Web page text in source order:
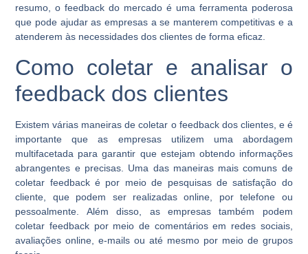
resumo, o feedback do mercado é uma ferramenta poderosa
que pode ajudar as empresas a se manterem competitivas e a
atenderem às necessidades dos clientes de forma eficaz.
Como coletar e analisar o
feedback dos clientes
Existem várias maneiras de coletar o feedback dos clientes, e é
importante que as empresas utilizem uma abordagem
multifacetada para garantir que estejam obtendo informações
abrangentes e precisas. Uma das maneiras mais comuns de
coletar feedback é por meio de pesquisas de satisfação do
cliente, que podem ser realizadas online, por telefone ou
pessoalmente. Além disso, as empresas também podem
coletar feedback por meio de comentários em redes sociais,
avaliações online, e-mails ou até mesmo por meio de grupos